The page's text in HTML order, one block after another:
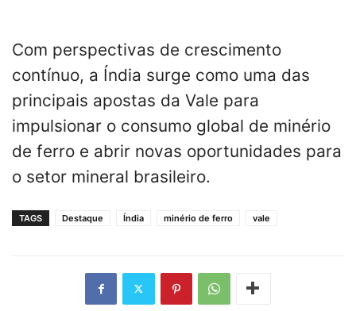
Com perspectivas de crescimento
contínuo, a Índia surge como uma das
principais apostas da Vale para
impulsionar o consumo global de minério
de ferro e abrir novas oportunidades para
o setor mineral brasileiro.
TAGS Destaque Índia minério de ferro vale